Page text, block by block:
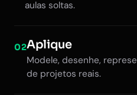
aulas soltas.
02Aplique
Modele, desenhe,
de projetos reais.